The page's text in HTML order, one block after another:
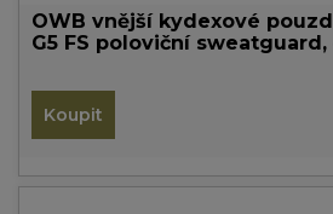
OWB vnější kydexové
G5 FS poloviční sweatguard,
Koupit